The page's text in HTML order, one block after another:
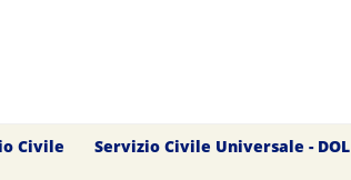
Civile Servizio Civile Universale - DOL